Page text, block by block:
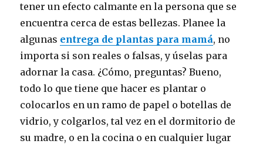
tener un efecto calmante en la persona que se
encuentra cerca de estas bellezas. Planee la
algunas entrega de plantas para mamá, no
importa si son reales o falsas, y úselas para
adornar la casa. ¿Cómo, preguntas? Bueno,
todo lo que tiene que hacer es plantar o
colocarlos en un ramo de papel o botellas de
vidrio, y colgarlos, tal vez en el dormitorio de
su madre, o en la cocina o en cualquier lugar